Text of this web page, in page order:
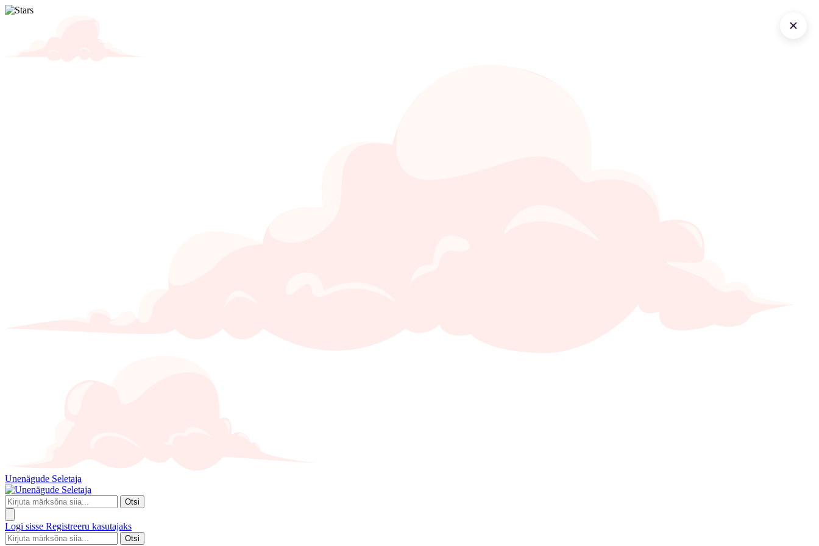
Unenägude Seletaja
Otsi
Logi sisse Registreeru kasutajaks
Otsi